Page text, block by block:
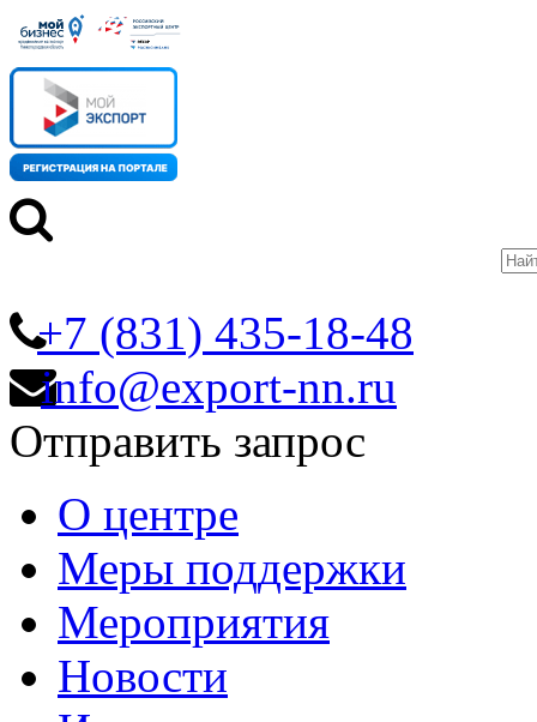
+7 (831) 435-18-48
info@export-nn.ru
Отправить запрос
О центре
Меры поддержки
Мероприятия
Новости